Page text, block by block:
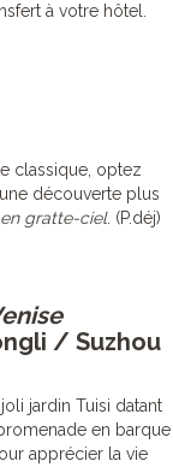
à votre hôtel.
classique, optez
découverte plus
gratte-ciel. (P.déj)
/ Suzhou
jardin Tuisi datant
en barque
apprécier la vie